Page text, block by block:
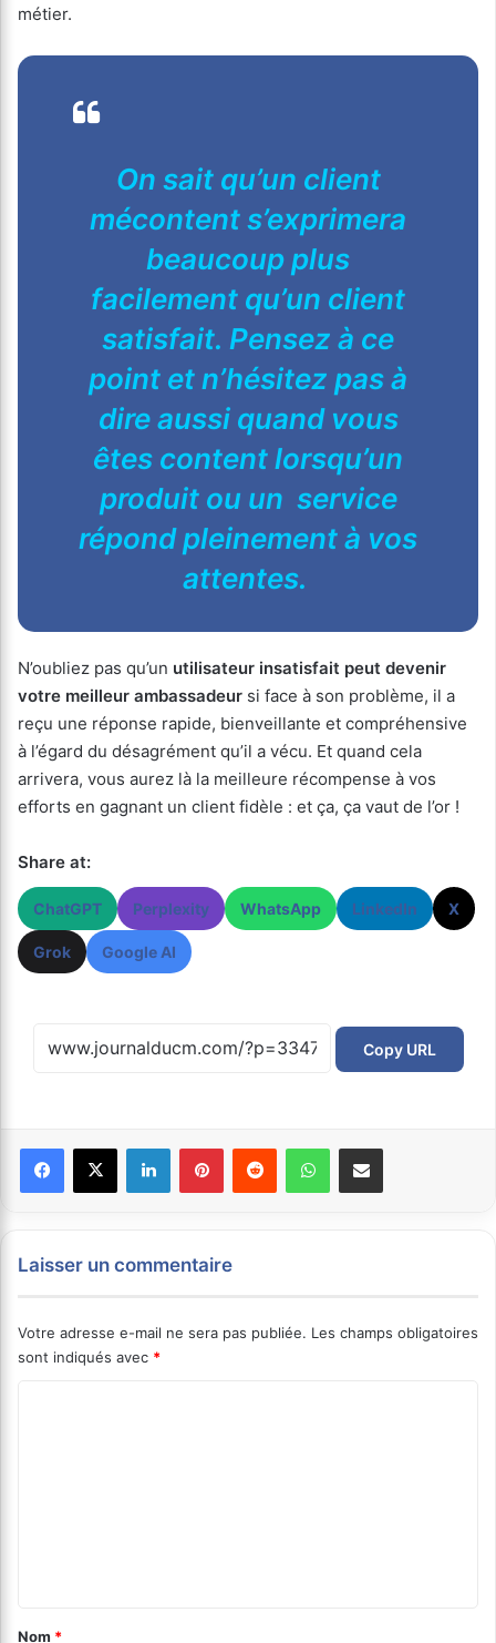
métier.
On sait qu’un client
mécontent s’exprimera
beaucoup plus
facilement qu’un client
satisfait. Pensez à ce
point et n’hésitez pas à
dire aussi quand vous
êtes content lorsqu’un
produit ou un service
répond pleinement à vos
attentes.
N’oubliez pas qu’un utilisateur insatisfait peut devenir
votre meilleur ambassadeur si face à son problème, il a
reçu une réponse rapide, bienveillante et compréhensive
à l’égard du désagrément qu’il a vécu. Et quand cela
arrivera, vous aurez là la meilleure récompense à vos
efforts en gagnant un client fidèle : et ça, ça vaut de l’or !
Share at:
ChatGPT Perplexity WhatsApp LinkedIn X
Grok Google AI
Copy URL
Laisser un commentaire
Votre adresse e-mail ne sera pas publiée. Les champs obligatoires
sont indiqués avec *
a
Nom *